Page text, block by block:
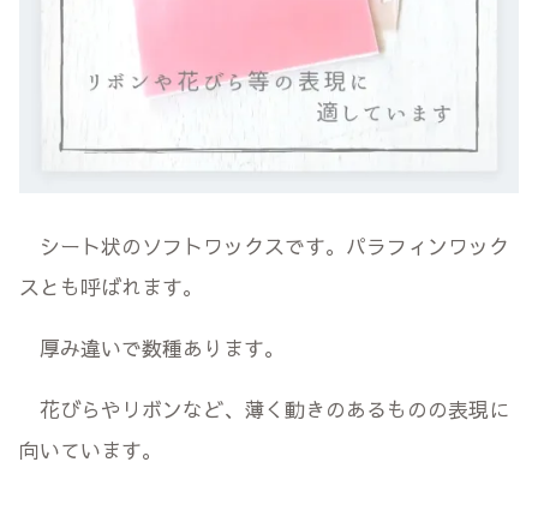
シート状のソフトワックスです。パラフィンワック
スとも呼ばれます。
厚み違いで数種あります。
花びらやリボンなど、薄く動きのあるものの表現に
向いています。